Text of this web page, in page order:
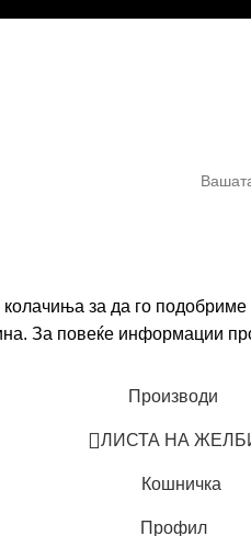
за да го
За повеќе информации
Производи
ЛИСТА НА
Кошничка
Профил